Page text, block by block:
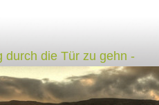
durch die Tür zu gehn -